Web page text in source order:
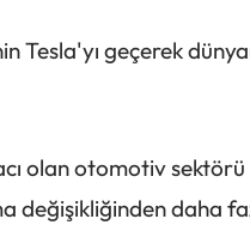
Tesla'yı geçerek
olan otomotiv sektörü
değişikliğinden daha